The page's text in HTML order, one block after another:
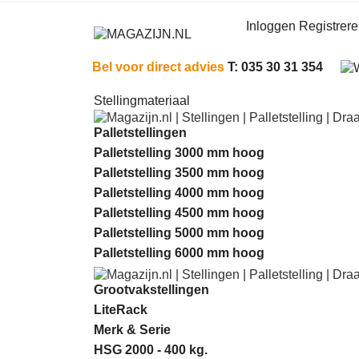
Inloggen
Bel voor direct advies T: 035 30 31 354
Stellingmateriaal
Palletstellingen
Palletstelling 3000 mm hoog
Palletstelling 3500 mm hoog
Palletstelling 4000 mm hoog
Palletstelling 4500 mm hoog
Palletstelling 5000 mm hoog
Palletstelling 6000 mm hoog
Grootvakstellingen
LiteRack
Merk & Serie
HSG 2000 - 400 kg.